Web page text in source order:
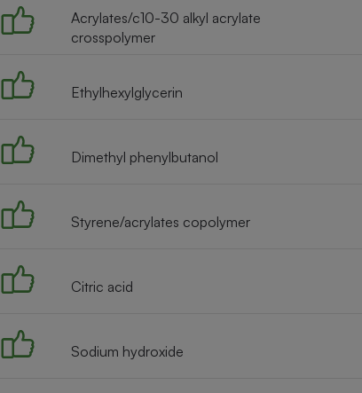
Acrylates/c10-30 alkyl acrylate
crosspolymer
Ethylhexylglycerin
Dimethyl phenylbutanol
Styrene/acrylates copolymer
Citric acid
Sodium hydroxide